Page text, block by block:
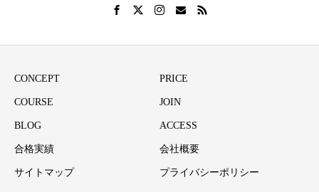
CONCEPT PRICE
COURSE JOIN
BLOG ACCESS
合格実績 会社概要
サイトマップ プライバシーポリシー